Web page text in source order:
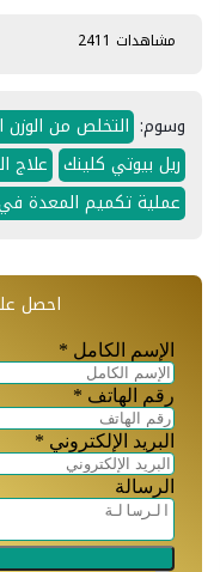
مشاهدات 2411
وسوم: التخلص من الوزن
ريل بيوتي كلينك علاج
عملية تكميم المعدة في
احصل